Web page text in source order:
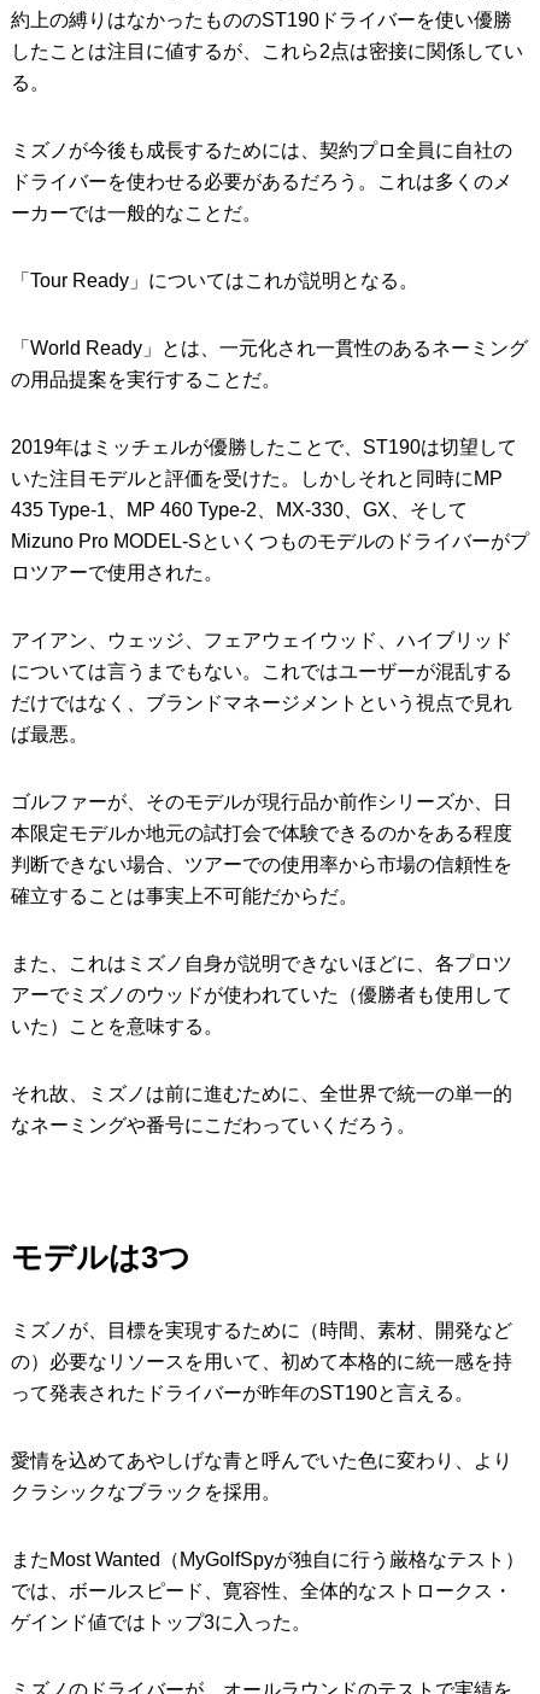
約上の縛りはなかったもののST190ドライバーを使い優勝
したことは注目に値するが、これら2点は密接に関係してい
る。
ミズノが今後も成長するためには、契約プロ全員に自社の
ドライバーを使わせる必要があるだろう。これは多くのメ
ーカーでは一般的なことだ。
「Tour Ready」についてはこれが説明となる。
「World Ready」とは、一元化され一貫性のあるネーミング
の用品提案を実行することだ。
2019年はミッチェルが優勝したことで、ST190は切望して
いた注目モデルと評価を受けた。しかしそれと同時にMP
435 Type-1、MP 460 Type-2、MX-330、GX、そして
Mizuno Pro MODEL-Sといくつものモデルのドライバーがプ
ロツアーで使用された。
アイアン、ウェッジ、フェアウェイウッド、ハイブリッド
については言うまでもない。これではユーザーが混乱する
だけではなく、ブランドマネージメントという視点で見れ
ば最悪。
ゴルファーが、そのモデルが現行品か前作シリーズか、日
本限定モデルか地元の試打会で体験できるのかをある程度
判断できない場合、ツアーでの使用率から市場の信頼性を
確立することは事実上不可能だからだ。
また、これはミズノ自身が説明できないほどに、各プロツ
アーでミズノのウッドが使われていた（優勝者も使用して
いた）ことを意味する。
それ故、ミズノは前に進むために、全世界で統一の単一的
なネーミングや番号にこだわっていくだろう。
モデルは3つ
ミズノが、目標を実現するために（時間、素材、開発など
の）必要なリソースを用いて、初めて本格的に統一感を持
って発表されたドライバーが昨年のST190と言える。
愛情を込めてあやしげな青と呼んでいた色に変わり、より
クラシックなブラックを採用。
またMost Wanted（MyGolfSpyが独自に行う厳格なテスト）
では、ボールスピード、寛容性、全体的なストロークス・
ゲインド値ではトップ3に入った。
ミズノのドライバーが、オールラウンドのテストで実績を